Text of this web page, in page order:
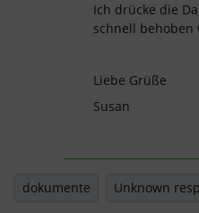
Ich drücke die
schnell behoben
Liebe Grüße
Susan
dokumente Unknown